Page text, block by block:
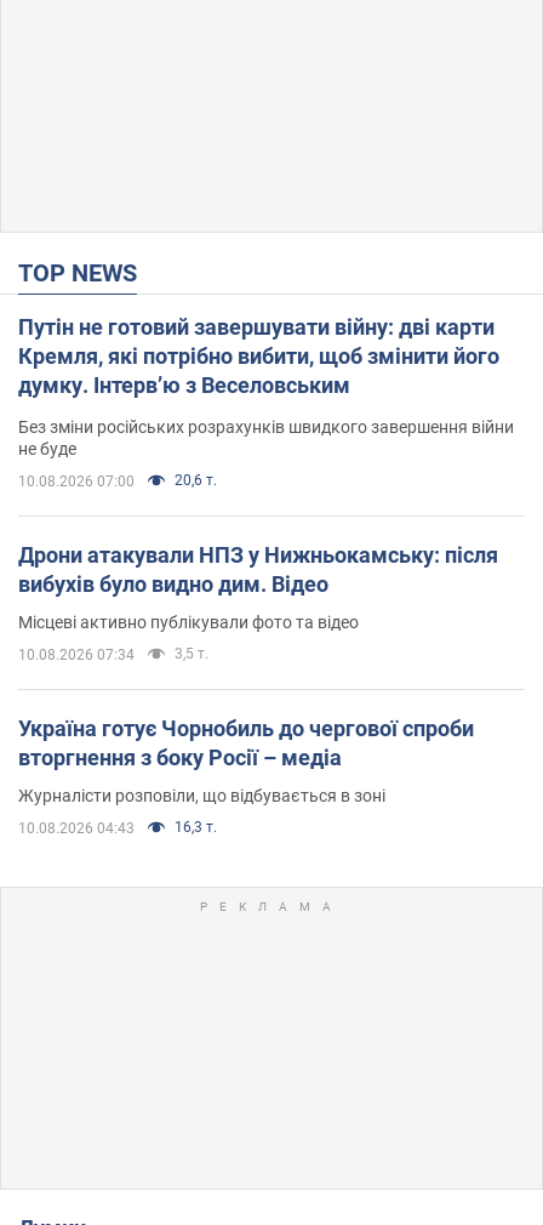
TOP NEWS
Путін не готовий завершувати війну: дві карти
Кремля, які потрібно вибити, щоб змінити його
думку. Інтерв’ю з Веселовським
Без зміни російських розрахунків швидкого завершення війни
не буде
10.08.2026 07:00 20,6 т.
Дрони атакували НПЗ у Нижньокамську: після
вибухів було видно дим. Відео
Місцеві активно публікували фото та відео
10.08.2026 07:34 3,5 т.
Україна готує Чорнобиль до чергової спроби
вторгнення з боку Росії – медіа
Журналісти розповіли, що відбувається в зоні
10.08.2026 04:43 16,3 т.